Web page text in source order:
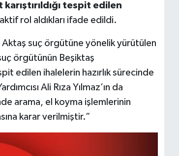
karıştırıldığı tespit edilen
rol aldıkları ifade edildi.
suç örgütüne yönelik yürütülen
örgütünün Beşiktaş
edilen ihalelerin hazırlık sürecinde
Ali Rıza Yılmaz’ın da
arama, el koyma işlemlerinin
karar verilmiştir.”